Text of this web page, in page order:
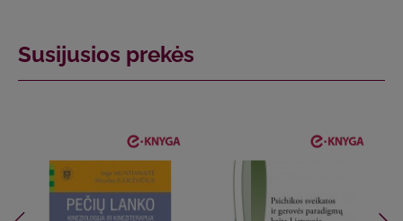
Susijusios prekės